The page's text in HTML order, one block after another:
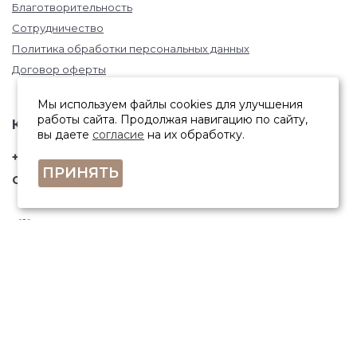
Благотворительность
Сотрудничество
Политика обработки персональных данных
Договор оферты
КОНТАКТЫ
+7 (846) 332-67-81
Самара, ул. Фрунзе, 145
Мы используем файлы cookies для улучшения
работы сайта. Продолжая навигацию по сайту,
вы даете согласие на их обработку.
ПРИНЯТЬ